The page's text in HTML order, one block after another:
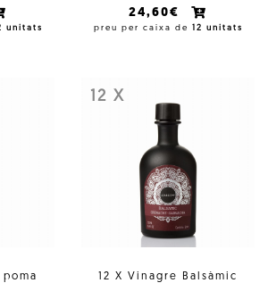
unitats
24,60€
preu per caixa de 12 unitats
12 X
12 X Vinagre Balsàmic